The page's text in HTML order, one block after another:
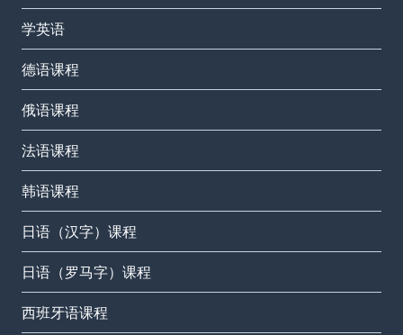
学英语
德语课程
俄语课程
法语课程
韩语课程
日语（汉字）课程
日语（罗马字）课程
西班牙语课程